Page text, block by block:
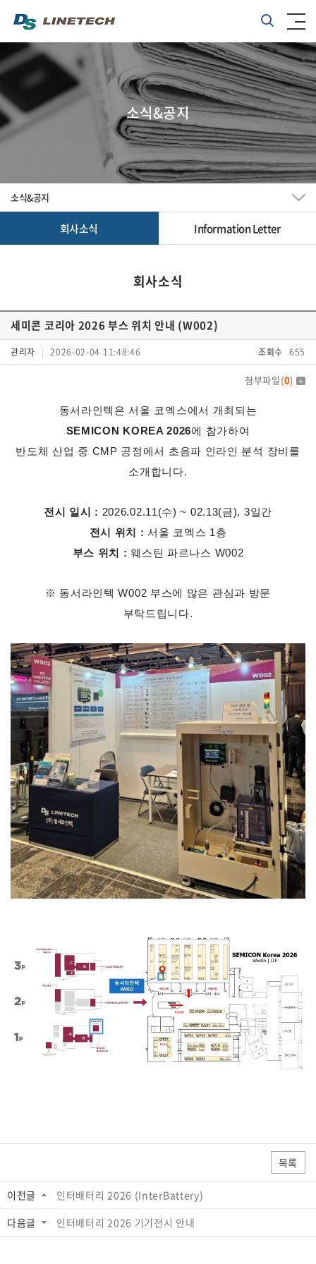
소식&공지
소식&공지
회사소식 Information Letter
회사소식
세미콘 코리아 2026 부스 위치 안내 (W002)
관리자 2026-02-04 11:48:46 조회수 655
첨부파일(0)
동서라인텍은 서울 코엑스에서 개최되는
SEMICON KOREA 2026에 참가하여
반도체 산업 중 CMP 공정에서 초음파 인라인 분석 장비를
소개합니다.
전시 일시 : 2026.02.11(수) ~ 02.13(금), 3일간
전시 위치 : 서울 코엑스 1층
부스 위치 : 웨스틴 파르나스 W002
※ 동서라인텍 W002 부스에 많은 관심과 방문
부탁드립니다.
목록
이전글
인터배터리 2026 (InterBattery)
다음글
인터배터리 2026 기기전시 안내